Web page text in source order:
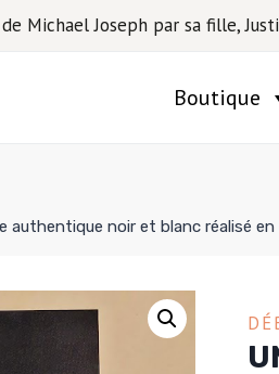
de Michael Joseph par sa fille,
Boutique
noir et blanc réalisé en